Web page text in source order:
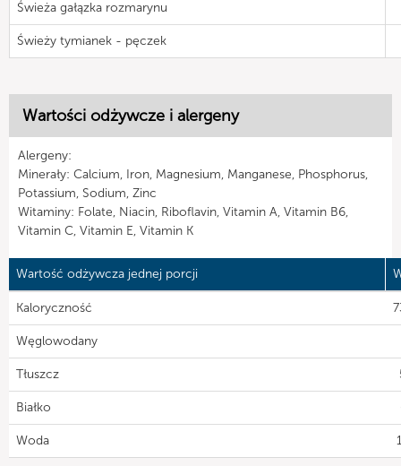
Świeża gałązka rozmarynu
Świeży tymianek - pęczek
Wartości odżywcze i alergeny
Alergeny:
Minerały: Calcium, Iron, Magnesium, Manganese, Phosphorus,
Potassium, Sodium, Zinc
Witaminy: Folate, Niacin, Riboflavin, Vitamin A, Vitamin B6,
Vitamin C, Vitamin E, Vitamin K
Wartość odżywcza jednej porcji
Kaloryczność
Węglowodany
Tłuszcz
Białko
Woda